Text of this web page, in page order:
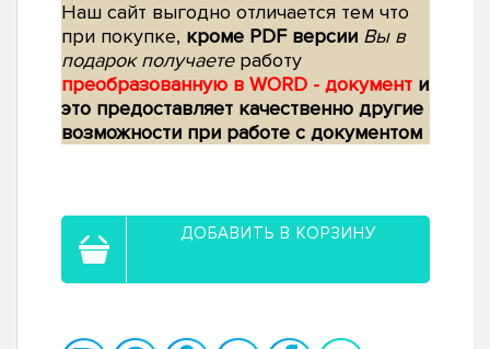
Наш сайт выгодно отличается тем что
при покупке, кроме PDF версии Вы в
подарок получаетеработу
преобразованную в WORD - документ и
это предоставляет качественно другие
возможности при работе с документом
ДОБАВИТЬ В КОРЗИНУ